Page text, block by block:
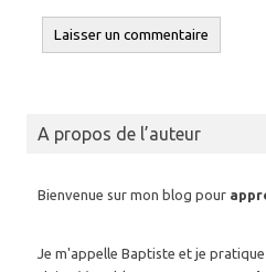
A propos de l’auteur
Bienvenue sur mon blog pour
Je m'appelle Baptiste et je pratique